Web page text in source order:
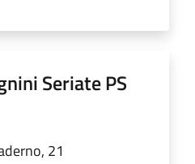
Seriate PS
21